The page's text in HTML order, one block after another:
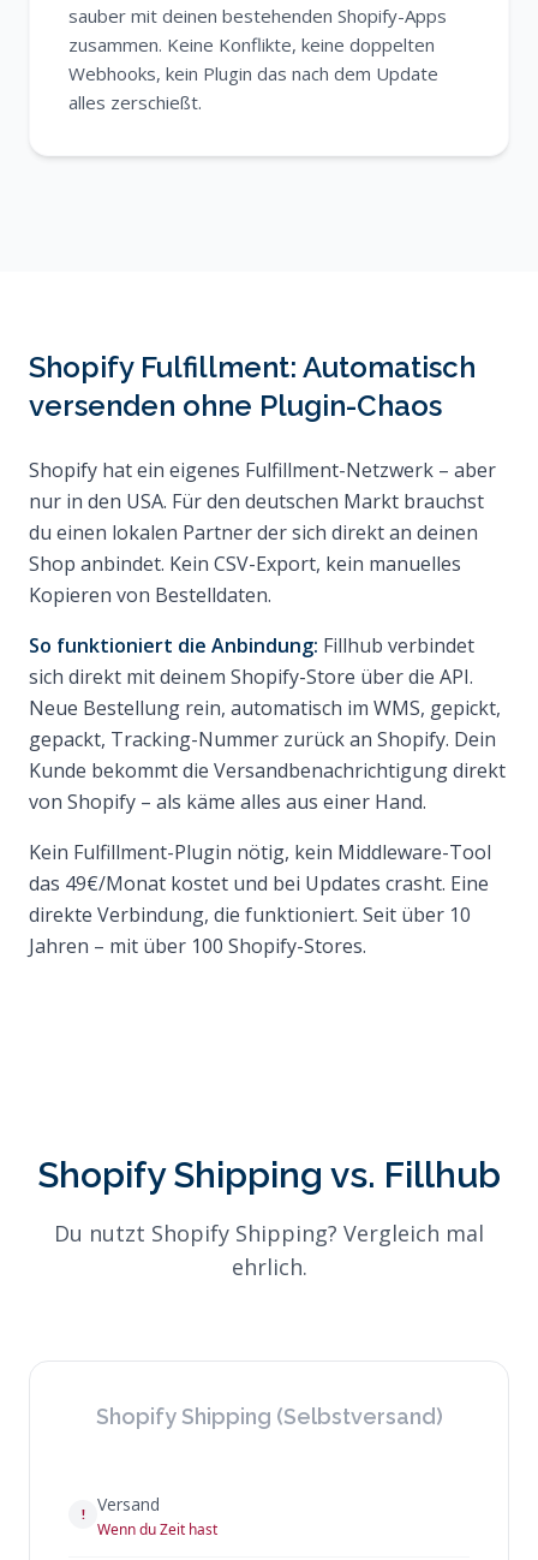
sauber mit deinen bestehenden Shopify-Apps
zusammen. Keine Konflikte, keine doppelten
Webhooks, kein Plugin das nach dem Update
alles zerschießt.
Shopify Fulfillment: Automatisch
versenden ohne Plugin-Chaos
Shopify hat ein eigenes Fulfillment-Netzwerk – aber
nur in den USA. Für den deutschen Markt brauchst
du einen lokalen Partner der sich direkt an deinen
Shop anbindet. Kein CSV-Export, kein manuelles
Kopieren von Bestelldaten.
So funktioniert die Anbindung: Fillhub verbindet
sich direkt mit deinem Shopify-Store über die API.
Neue Bestellung rein, automatisch im WMS, gepickt,
gepackt, Tracking-Nummer zurück an Shopify. Dein
Kunde bekommt die Versandbenachrichtigung direkt
von Shopify – als käme alles aus einer Hand.
Kein Fulfillment-Plugin nötig, kein Middleware-Tool
das 49€/Monat kostet und bei Updates crasht. Eine
direkte Verbindung, die funktioniert. Seit über 10
Jahren – mit über 100 Shopify-Stores.
Shopify Shipping vs. Fillhub
Du nutzt Shopify Shipping? Vergleich mal
ehrlich.
Shopify Shipping (Selbstversand)
! Versand
Wenn du Zeit hast